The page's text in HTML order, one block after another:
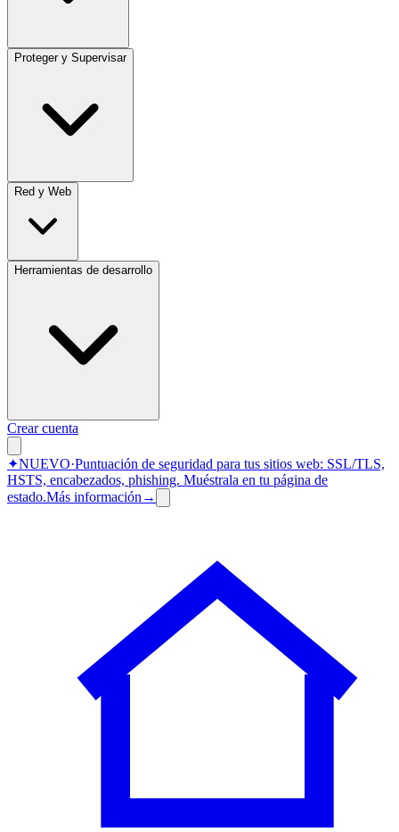
Proteger y Supervisar
Red y Web
Herramientas de desarrollo
Crear cuenta
✦NUEVO·Puntuación de seguridad para tus sitios web: SSL/TLS,
HSTS, encabezados, phishing. Muéstrala en tu página de
estado.Más información →